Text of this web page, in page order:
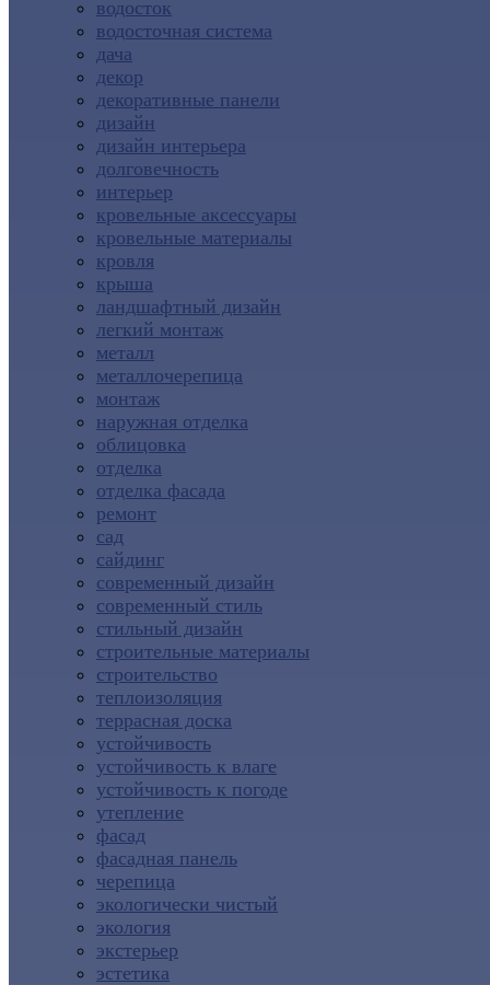
водосток
водосточная система
дача
декор
декоративные панели
дизайн
дизайн интерьера
долговечность
интерьер
кровельные аксессуары
кровельные материалы
кровля
крыша
ландшафтный дизайн
легкий монтаж
металл
металлочерепица
монтаж
наружная отделка
облицовка
отделка
отделка фасада
ремонт
сад
сайдинг
современный дизайн
современный стиль
стильный дизайн
строительные материалы
строительство
теплоизоляция
террасная доска
устойчивость
устойчивость к влаге
устойчивость к погоде
утепление
фасад
фасадная панель
черепица
экологически чистый
экология
экстерьер
эстетика